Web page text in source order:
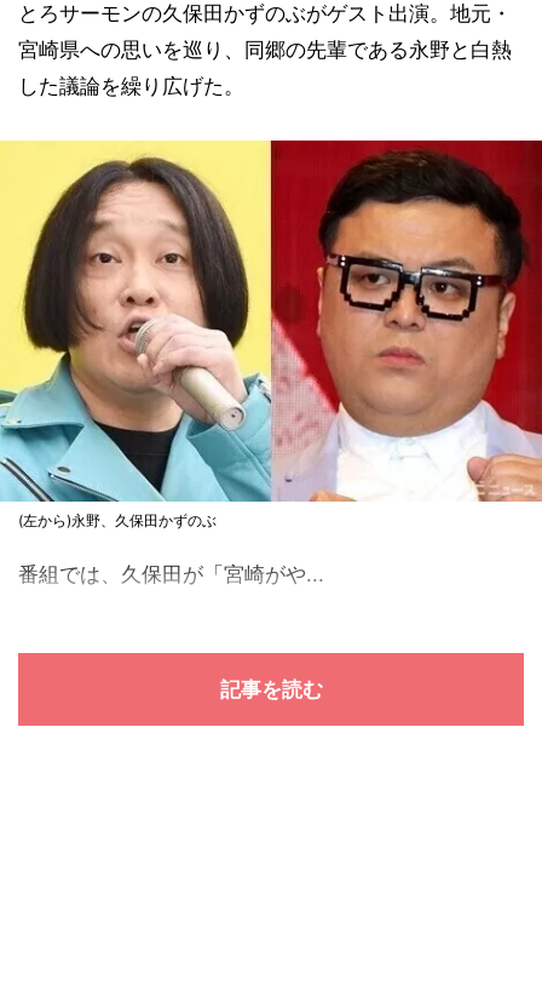
とろサーモンの久保田かずのぶがゲスト出演。地元・
宮崎県への思いを巡り、同郷の先輩である永野と白熱
した議論を繰り広げた。
(左から)永野、久保田かずのぶ
番組では、久保田が「宮崎がや...
記事を読む